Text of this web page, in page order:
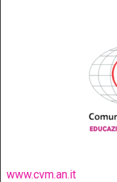
www.cvm.an.it